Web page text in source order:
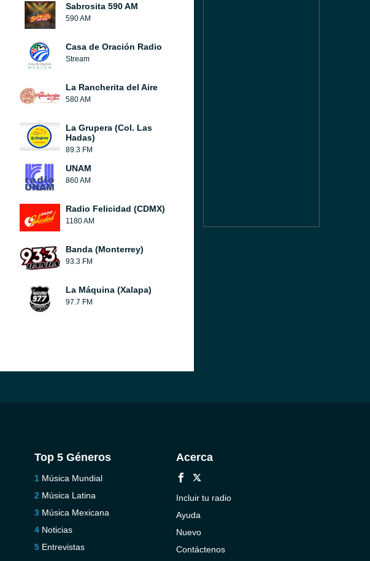
Sabrosita 590 AM
590 AM
Casa de Oración Radio
Stream
La Rancherita del Aire
580 AM
La Grupera (Col. Las
Hadas)
89.3 FM
UNAM
860 AM
Radio Felicidad (CDMX)
1180 AM
Banda (Monterrey)
93.3 FM
La Máquina (Xalapa)
97.7 FM
Top 5 Géneros
Música Mundial
Música Latina
Música Mexicana
Noticias
Entrevistas
Acerca
Incluir tu radio
Ayuda
Nuevo
Contáctenos